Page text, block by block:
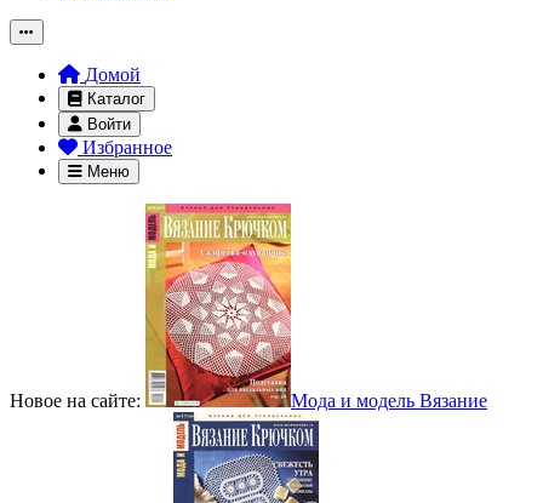
Домой
Каталог
Войти
Избранное
Меню
Новое на сайте: Мода и модель Вязание